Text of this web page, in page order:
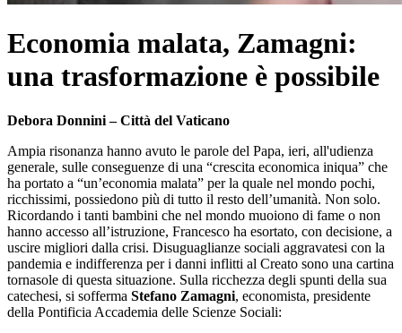
Economia malata, Zamagni:
una trasformazione è possibile
Debora Donnini – Città del Vaticano
Ampia risonanza hanno avuto le parole del Papa, ieri, all'udienza
generale, sulle conseguenze di una “crescita economica iniqua” che
ha portato a “un’economia malata” per la quale nel mondo pochi,
ricchissimi, possiedono più di tutto il resto dell’umanità. Non solo.
Ricordando i tanti bambini che nel mondo muoiono di fame o non
hanno accesso all’istruzione, Francesco ha esortato, con decisione, a
uscire migliori dalla crisi. Disuguaglianze sociali aggravatesi con la
pandemia e indifferenza per i danni inflitti al Creato sono una cartina
tornasole di questa situazione. Sulla ricchezza degli spunti della sua
catechesi, si sofferma Stefano Zamagni, economista, presidente
della Pontificia Accademia delle Scienze Sociali: